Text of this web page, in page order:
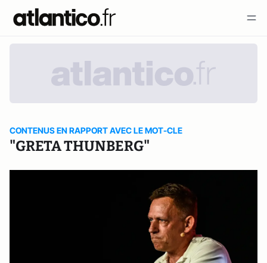
CONTENUS EN RAPPORT AVEC LE MOT-CLE
"GRETA THUNBERG"